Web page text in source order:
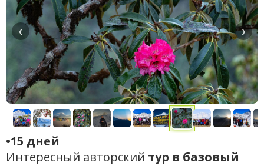
❮ ❯
•15 дней
Интересный авторский тур в базовый